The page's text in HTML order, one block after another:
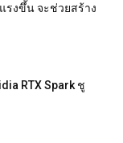
รงขึ้น จะช่วยสร้าง
RTX Spark ชู